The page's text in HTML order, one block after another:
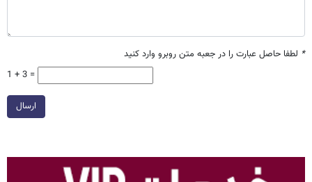
* لطفا حاصل عبارت را در جعبه متن روبرو وارد کنید
1 + 3 =
ارسال